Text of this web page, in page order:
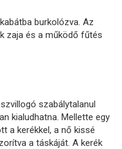
burkolózva. Az
zaja és a működő fűtés
szabálytalanul
kialudhatna. Mellette egy
a kerékkel, a nő kissé
a táskáját. A kerék